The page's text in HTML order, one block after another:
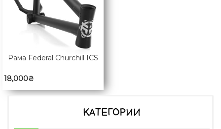
Рама Federal Churchill ICS
18,000₴
КАТЕГОРИИ